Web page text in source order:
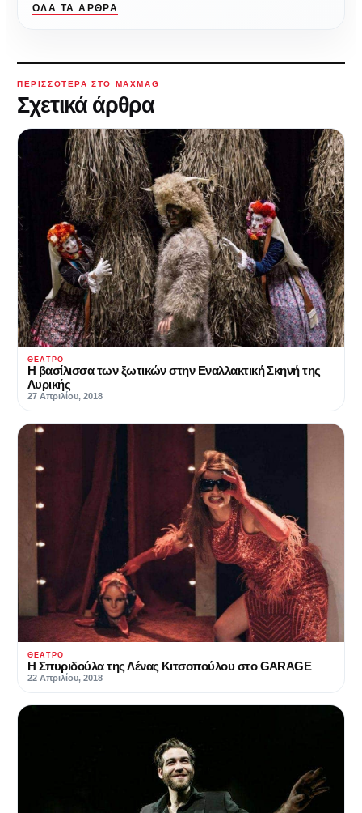
ΌΛΑ ΤΑ ΆΡΘΡΑ
ΠΕΡΙΣΣΌΤΕΡΑ ΣΤΟ MAXMAG
Σχετικά άρθρα
ΘΈΑΤΡΟ
Η βασίλισσα των ξωτικών στην Εναλλακτική Σκηνή της
Λυρικής
27 Απριλίου, 2018
ΘΈΑΤΡΟ
Η Σπυριδούλα της Λένας Κιτσοπούλου στο GARAGE
22 Απριλίου, 2018